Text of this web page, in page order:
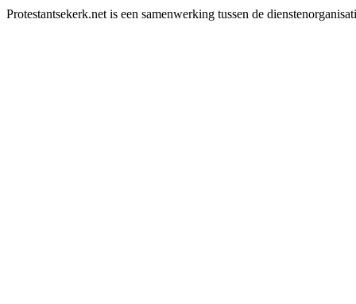
Protestantsekerk.net is een samenwerking tussen de